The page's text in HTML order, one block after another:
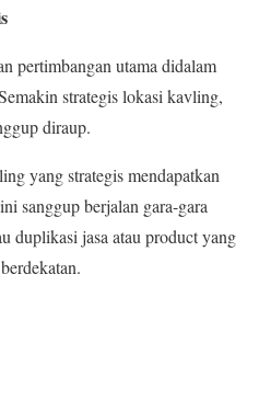
pertimbangan utama didalam
strategis lokasi kavling,
diraup.
yang strategis mendapatkan
sanggup berjalan gara-gara
duplikasi jasa atau product yang